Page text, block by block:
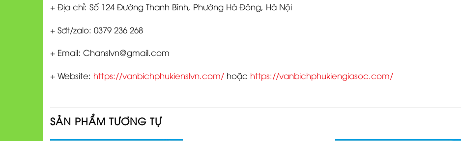
+ Địa chỉ: Số 124 Đường Thanh Bình, Phường Hà Đông, Hà Nội
+ Sđt/zalo: 0379 236 268
+ Email: Chanslvn@gmail.com
+ Website: https://vanbichphukienslvn.com/ hoặc https://vanbichphukiengiasoc.com/
SẢN PHẨM TƯƠNG TỰ